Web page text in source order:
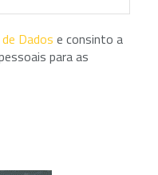
Dados e consinto a
para as